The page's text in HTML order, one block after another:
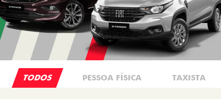
TODOS PESSOA FÍSICA TAXISTA